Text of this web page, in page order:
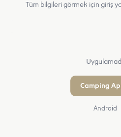
Tüm bilgileri görmek için giriş
Camping
Android